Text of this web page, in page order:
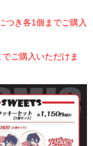
つき各1個までご購入
ご購入いただけま